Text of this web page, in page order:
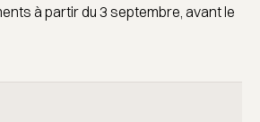
à partir du 3 septembre, avant le